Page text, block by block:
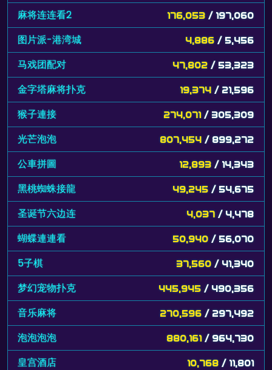
麻将连连看2 176,053 / 197,060
图片派-港湾城 4,886 / 5,456
马戏团配对 47,802 / 53,323
金字塔麻将扑克 19,374 / 21,596
猴子連接 274,071 / 305,309
光芒泡泡 807,454 / 899,272
公車拼圖 12,893 / 14,343
黑桃蜘蛛接龍 49,245 / 54,675
圣诞节六边连 4,037 / 4,478
蝴蝶連連看 50,940 / 56,070
5子棋 37,560 / 41,340
梦幻宠物扑克 445,945 / 490,356
音乐麻将 270,596 / 297,492
泡泡泡泡 880,161 / 964,730
皇宫酒店 10,768 / 11,801